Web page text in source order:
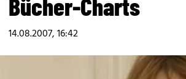
Bücher-Charts
14.08.2007, 16:42